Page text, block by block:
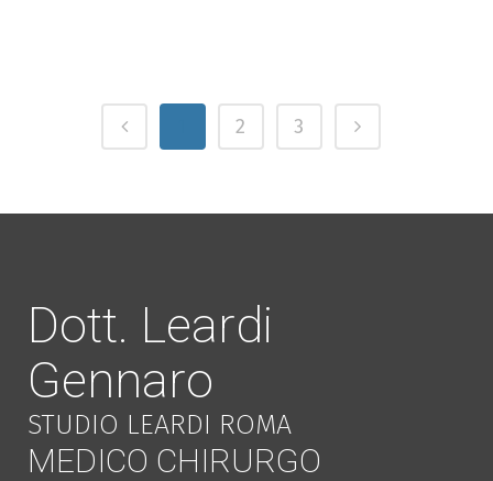
2 3
Dott. Leardi
Gennaro
STUDIO LEARDI ROMA
MEDICO CHIRURGO